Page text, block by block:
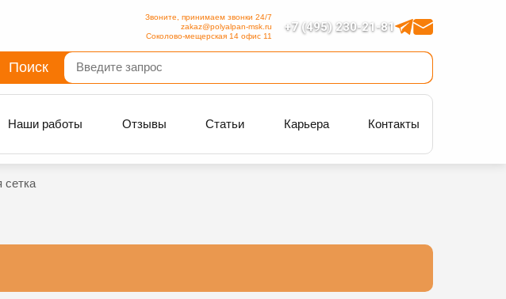
+7 (495) 230-21-81
Звоните, принимаем звонки 24/7
zakaz@polyalpan-msk.ru
Соколово-мещерская 14 офис 11
Поиск
Наши работы Отзывы Статьи Карьера Контакты
сетка